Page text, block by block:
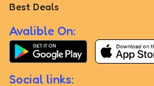
Best Deals
Avalible On:
Social links: